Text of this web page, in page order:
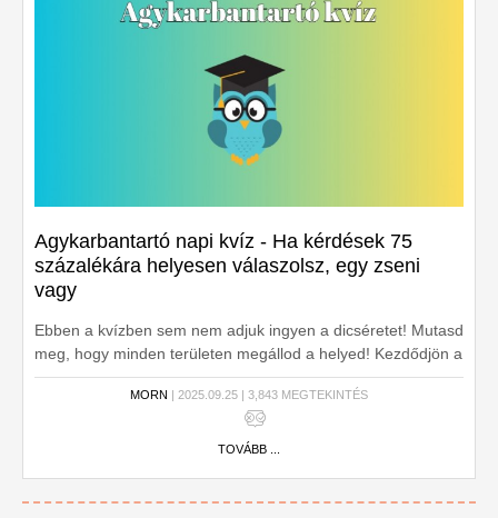
Agykarbantartó napi kvíz - Ha kérdések 75
százalékára helyesen válaszolsz, egy zseni
vagy
Ebben a kvízben sem nem adjuk ingyen a dicséretet! Mutasd
meg, hogy minden területen megállod a helyed! Kezdődjön a
kvíz!
MORN | 2025.09.25 | 3,843 MEGTEKINTÉS
TOVÁBB ...